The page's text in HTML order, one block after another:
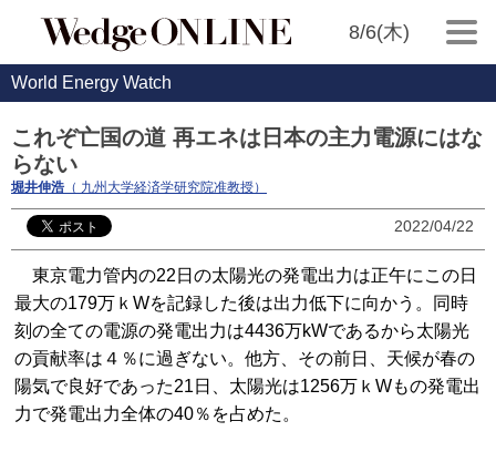
8/6(木)
World Energy Watch
これぞ亡国の道 再エネは日本の主力電源にはな
らない
堀井伸浩 （ 九州大学経済学研究院准教授）
2022/04/22
東京電力管内の22日の太陽光の発電出力は正午にこの日
最大の179万ｋWを記録した後は出力低下に向かう。同時
刻の全ての電源の発電出力は4436万kWであるから太陽光
の貢献率は４％に過ぎない。他方、その前日、天候が春の
陽気で良好であった21日、太陽光は1256万ｋWもの発電出
力で発電出力全体の40％を占めた。